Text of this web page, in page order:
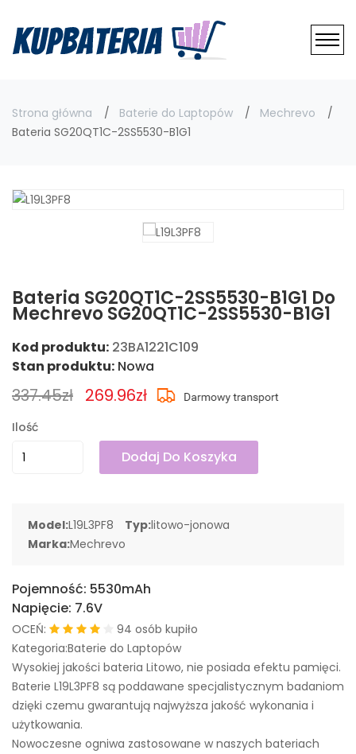
Strona główna Baterie do Laptopów
Mechrevo
Bateria SG20QT1C-2SS5530-B1G1
Bateria SG20QT1C-2SS5530-B1G1 Do
Mechrevo SG20QT1C-2SS5530-B1G1
Kod produktu: 23BA1221C109
Stan produktu: Nowa
337.45zł 269.96zł
Ilość
Dodaj Do Koszyka
Model:L19L3PF8 Typ:litowo-jonowa
Marka:Mechrevo
Pojemność: 5530mAh
Napięcie: 7.6V
OCEŃ:
94 osób kupiło
Kategoria:Baterie do Laptopów
Wysokiej jakości bateria Litowo, nie posiada efektu pamięci.
Baterie L19L3PF8 są poddawane specjalistycznym badaniom
dzięki czemu gwarantują najwyższa jakość wykonania i
użytkowania.
Nowoczesne ogniwa zastosowane w naszych bateriach